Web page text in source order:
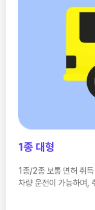
1종 대형
1종/2종 보통 면허 취
차량 운전이 가능하며,